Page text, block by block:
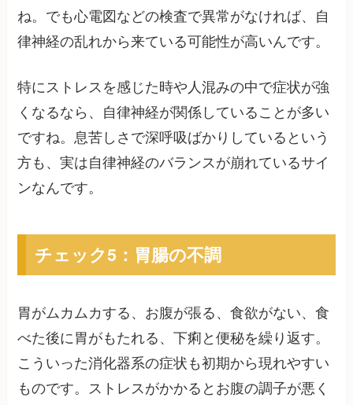
ね。でも心電図などの検査で異常がなければ、自
律神経の乱れから来ている可能性が高いんです。
特にストレスを感じた時や人混みの中で症状が強
くなるなら、自律神経が関係していることが多い
ですね。息苦しさで深呼吸ばかりしているという
方も、実は自律神経のバランスが崩れているサイ
ンなんです。
チェック5：胃腸の不調
胃がムカムカする、お腹が張る、食欲がない、食
べた後に胃がもたれる、下痢と便秘を繰り返す。
こういった消化器系の症状も初期から現れやすい
ものです。ストレスがかかるとお腹の調子が悪く